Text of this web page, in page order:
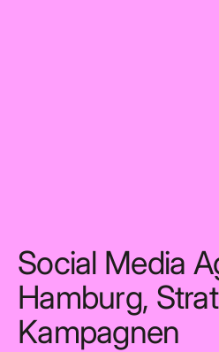
Social Media
Hamburg,
Kampagnen